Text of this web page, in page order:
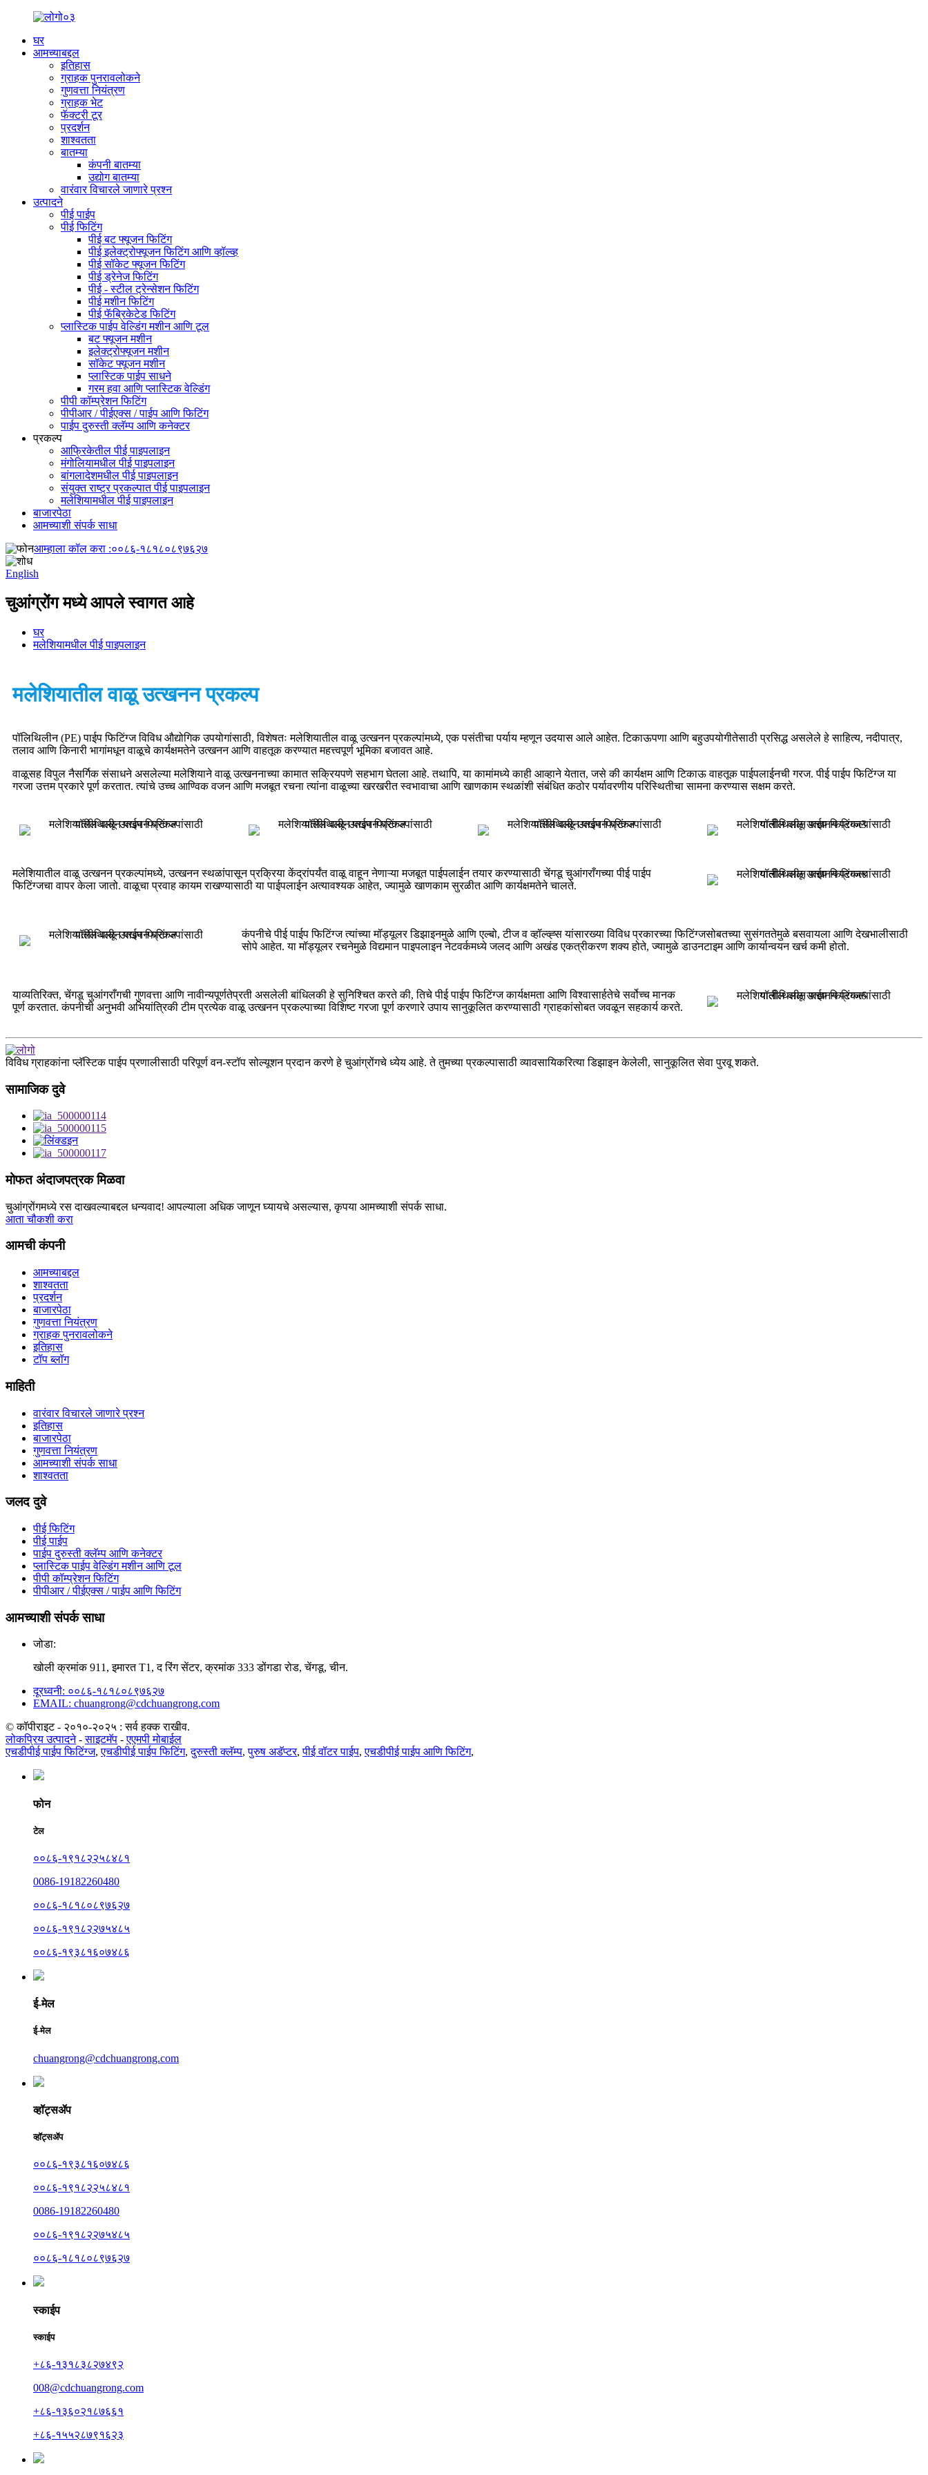
घर
आमच्याबद्दल
इतिहास
ग्राहक पुनरावलोकने
गुणवत्ता नियंत्रण
ग्राहक भेट
फॅक्टरी टूर
प्रदर्शन
शाश्वतता
बातम्या
कंपनी बातम्या
उद्योग बातम्या
वारंवार विचारले जाणारे प्रश्न
उत्पादने
पीई पाईप
पीई फिटिंग
पीई बट फ्यूजन फिटिंग
पीई इलेक्ट्रोफ्यूजन फिटिंग आणि व्हॉल्व्ह
पीई सॉकेट फ्यूजन फिटिंग
पीई ड्रेनेज फिटिंग
पीई - स्टील ट्रेन्सेशन फिटिंग
पीई मशीन फिटिंग
पीई फॅब्रिकेटेड फिटिंग
प्लास्टिक पाईप वेल्डिंग मशीन आणि टूल
बट फ्यूजन मशीन
इलेक्ट्रोफ्यूजन मशीन
सॉकेट फ्यूजन मशीन
प्लास्टिक पाईप साधने
गरम हवा आणि प्लास्टिक वेल्डिंग
पीपी कॉम्प्रेशन फिटिंग
पीपीआर / पीईएक्स / पाईप आणि फिटिंग
पाईप दुरुस्ती क्लॅम्प आणि कनेक्टर
प्रकल्प
आफ्रिकेतील पीई पाइपलाइन
मंगोलियामधील पीई पाइपलाइन
बांगलादेशमधील पीई पाइपलाइन
संयुक्त राष्ट्र प्रकल्पात पीई पाइपलाइन
मलेशियामधील पीई पाइपलाइन
बाजारपेठा
आमच्याशी संपर्क साधा
आम्हाला कॉल करा :००८६-१८१८०८९७६२७
English
चुआंग्रोंग मध्ये आपले स्वागत आहे
घर
मलेशियामधील पीई पाइपलाइन
मलेशियातील वाळू उत्खनन प्रकल्प
पॉलिथिलीन (PE) पाईप फिटिंग्ज विविध औद्योगिक उपयोगांसाठी, विशेषतः मलेशियातील वाळू उत्खनन प्रकल्पांमध्ये, एक पसंतीचा पर्याय म्हणून उदयास आले आहेत. टिकाऊपणा आणि बहुउपयोगीतेसाठी प्रसिद्ध असलेले हे साहित्य, नदीपात्र,
तलाव आणि किनारी भागांमधून वाळूचे कार्यक्षमतेने उत्खनन आणि वाहतूक करण्यात महत्त्वपूर्ण भूमिका बजावत आहे.
वाळूसह विपुल नैसर्गिक संसाधने असलेल्या मलेशियाने वाळू उत्खननाच्या कामात सक्रियपणे सहभाग घेतला आहे. तथापि, या कामांमध्ये काही आव्हाने येतात, जसे की कार्यक्षम आणि टिकाऊ वाहतूक पाईपलाईनची गरज. पीई पाईप फिटिंग्ज या
गरजा उत्तम प्रकारे पूर्ण करतात. त्यांचे उच्च आण्विक वजन आणि मजबूत रचना त्यांना वाळूच्या खरखरीत स्वभावाचा आणि खाणकाम स्थळांशी संबंधित कठोर पर्यावरणीय परिस्थितीचा सामना करण्यास सक्षम करते.
मलेशियातील वाळू उत्खनन प्रकल्पांमध्ये, उत्खनन स्थळांपासून प्रक्रिया केंद्रांपर्यंत वाळू वाहून नेणाऱ्या मजबूत पाईपलाईन तयार करण्यासाठी चेंगडू चुआंगराँगच्या पीई पाईप
फिटिंग्जचा वापर केला जातो. वाळूचा प्रवाह कायम राखण्यासाठी या पाईपलाईन अत्यावश्यक आहेत, ज्यामुळे खाणकाम सुरळीत आणि कार्यक्षमतेने चालते.
कंपनीचे पीई पाईप फिटिंग्ज त्यांच्या मॉड्यूलर डिझाइनमुळे आणि एल्बो, टीज व व्हॉल्व्ह्स यांसारख्या विविध प्रकारच्या फिटिंग्जसोबतच्या सुसंगततेमुळे बसवायला आणि देखभालीसाठी
सोपे आहेत. या मॉड्यूलर रचनेमुळे विद्यमान पाइपलाइन नेटवर्कमध्ये जलद आणि अखंड एकत्रीकरण शक्य होते, ज्यामुळे डाउनटाइम आणि कार्यान्वयन खर्च कमी होतो.
याव्यतिरिक्त, चेंगडू चुआंगराँगची गुणवत्ता आणि नावीन्यपूर्णतेप्रती असलेली बांधिलकी हे सुनिश्चित करते की, तिचे पीई पाईप फिटिंग्ज कार्यक्षमता आणि विश्वासार्हतेचे सर्वोच्च मानक
पूर्ण करतात. कंपनीची अनुभवी अभियांत्रिकी टीम प्रत्येक वाळू उत्खनन प्रकल्पाच्या विशिष्ट गरजा पूर्ण करणारे उपाय सानुकूलित करण्यासाठी ग्राहकांसोबत जवळून सहकार्य करते.
विविध ग्राहकांना प्लॅस्टिक पाईप प्रणालीसाठी परिपूर्ण वन-स्टॉप सोल्यूशन प्रदान करणे हे चुआंग्रोंगचे ध्येय आहे. ते तुमच्या प्रकल्पासाठी व्यावसायिकरित्या डिझाइन केलेली, सानुकूलित सेवा पुरवू शकते.
सामाजिक दुवे
मोफत अंदाजपत्रक मिळवा
चुआंग्रोंगमध्ये रस दाखवल्याबद्दल धन्यवाद! आपल्याला अधिक जाणून घ्यायचे असल्यास, कृपया आमच्याशी संपर्क साधा.
आता चौकशी करा
आमची कंपनी
आमच्याबद्दल
शाश्वतता
प्रदर्शन
बाजारपेठा
गुणवत्ता नियंत्रण
ग्राहक पुनरावलोकने
इतिहास
टॉप ब्लॉग
माहिती
वारंवार विचारले जाणारे प्रश्न
इतिहास
बाजारपेठा
गुणवत्ता नियंत्रण
आमच्याशी संपर्क साधा
शाश्वतता
जलद दुवे
पीई फिटिंग
पीई पाईप
पाईप दुरुस्ती क्लॅम्प आणि कनेक्टर
प्लास्टिक पाईप वेल्डिंग मशीन आणि टूल
पीपी कॉम्प्रेशन फिटिंग
पीपीआर / पीईएक्स / पाईप आणि फिटिंग
आमच्याशी संपर्क साधा
जोडा:
खोली क्रमांक 911, इमारत T1, द रिंग सेंटर, क्रमांक 333 डोंगडा रोड, चेंगडू, चीन.
दूरध्वनी: ००८६-१८१८०८९७६२७
EMAIL: chuangrong@cdchuangrong.com
© कॉपीराइट - २०१०-२०२५ : सर्व हक्क राखीव.
लोकप्रिय उत्पादने-साइटमॅप -एएमपी मोबाईल
एचडीपीई पाईप फिटिंग्ज,एचडीपीई पाईप फिटिंग,दुरुस्ती क्लॅम्प,पुरुष अडॅप्टर,पीई वॉटर पाईप,एचडीपीई पाईप आणि फिटिंग,
फोन
टेल
००८६-१९१८२२५८४८१
0086-19182260480
००८६-१८१८०८९७६२७
००८६-१९१८२२७५४८५
००८६-१९३८१६०७४८६
ई-मेल
ई-मेल
chuangrong@cdchuangrong.com
व्हॉट्सॲप
व्हॉट्सॲप
००८६-१९३८१६०७४८६
००८६-१९१८२२५८४८१
0086-19182260480
००८६-१९१८२२७५४८५
००८६-१८१८०८९७६२७
स्काईप
स्काईप
+८६-१३१८३८२७४९२
008@cdchuangrong.com
+८६-१३६०२१८७६६१
+८६-१५५२८७९१६२३